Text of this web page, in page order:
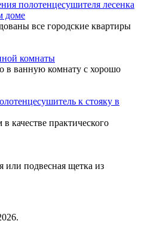
полотенцесушителя лесенка
доме
все городские квартиры
комнаты
в ванную комнату с хорошо
к стояку в
качестве практического
или подвесная щетка из